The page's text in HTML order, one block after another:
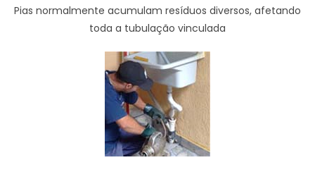
Pias normalmente acumulam resíduos diversos, afetando
toda a tubulação vinculada